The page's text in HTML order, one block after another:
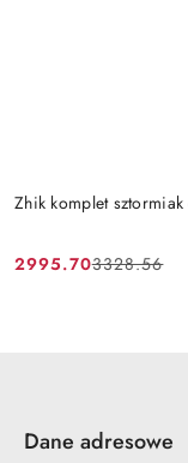
Zhik komplet
Cena
2995.70
Cena
3328.56
Dane adresowe